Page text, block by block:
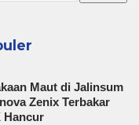
Maut di Jalinsum
Zenix Terbakar
Hancur